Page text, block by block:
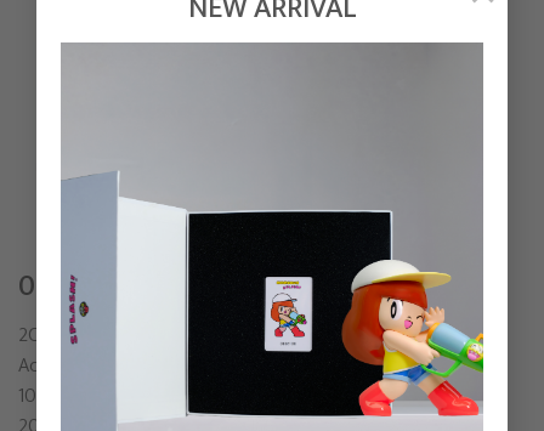
02:17 AM
2CHOEY
Acrylic on canvas
100 x 100 cm